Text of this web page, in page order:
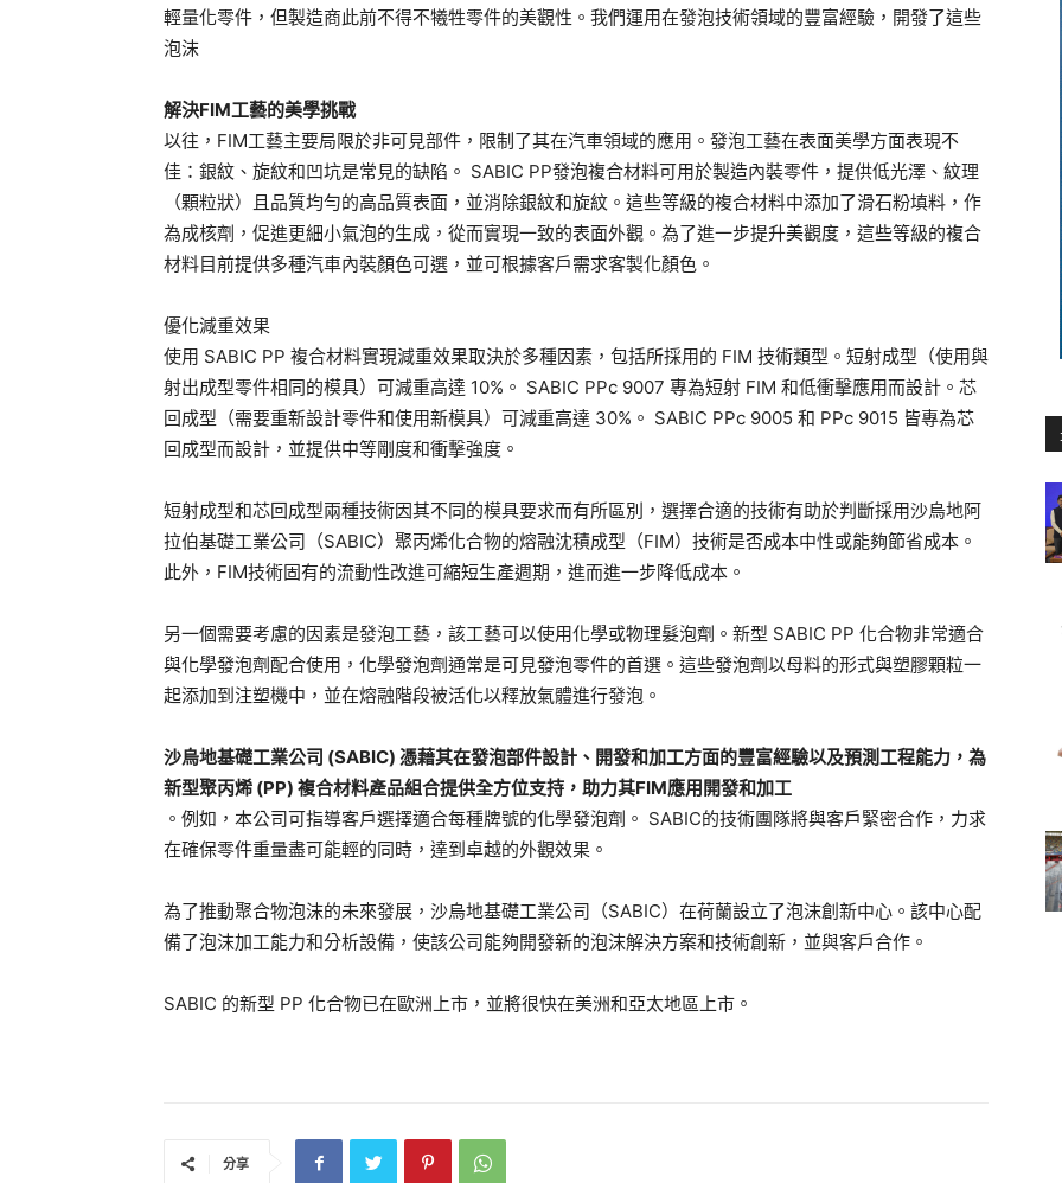
輕量化零件，但製造商此前不得不犧牲零件的美觀性。我們運用在發泡技術領域的豐富經驗，開發了這些
泡沫
解決FIM工藝的美學挑戰
以往，FIM工藝主要局限於非可見部件，限制了其在汽車領域的應用。發泡工藝在表面美學方面表現不
佳：銀紋、旋紋和凹坑是常見的缺陷。 SABIC PP發泡複合材料可用於製造內裝零件，提供低光澤、紋理
（顆粒狀）且品質均勻的高品質表面，並消除銀紋和旋紋。這些等級的複合材料中添加了滑石粉填料，作
為成核劑，促進更細小氣泡的生成，從而實現一致的表面外觀。為了進一步提升美觀度，這些等級的複合
材料目前提供多種汽車內裝顏色可選，並可根據客戶需求客製化顏色。
優化減重效果
使用 SABIC PP 複合材料實現減重效果取決於多種因素，包括所採用的 FIM 技術類型。短射成型（使用與
射出成型零件相同的模具）可減重高達 10%。 SABIC PPc 9007 專為短射 FIM 和低衝擊應用而設計。芯
回成型（需要重新設計零件和使用新模具）可減重高達 30%。 SABIC PPc 9005 和 PPc 9015 皆專為芯
回成型而設計，並提供中等剛度和衝擊強度。
短射成型和芯回成型兩種技術因其不同的模具要求而有所區別，選擇合適的技術有助於判斷採用沙烏地阿
拉伯基礎工業公司（SABIC）聚丙烯化合物的熔融沈積成型（FIM）技術是否成本中性或能夠節省成本。
此外，FIM技術固有的流動性改進可縮短生產週期，進而進一步降低成本。
另一個需要考慮的因素是發泡工藝，該工藝可以使用化學或物理髮泡劑。新型 SABIC PP 化合物非常適合
與化學發泡劑配合使用，化學發泡劑通常是可見發泡零件的首選。這些發泡劑以母料的形式與塑膠顆粒一
起添加到注塑機中，並在熔融階段被活化以釋放氣體進行發泡。
沙烏地基礎工業公司 (SABIC) 憑藉其在發泡部件設計、開發和加工方面的豐富經驗以及預測工程能力，為
新型聚丙烯 (PP) 複合材料產品組合提供全方位支持，助力其FIM應用開發和加工
。例如，本公司可指導客戶選擇適合每種牌號的化學發泡劑。 SABIC的技術團隊將與客戶緊密合作，力求
在確保零件重量盡可能輕的同時，達到卓越的外觀效果。
為了推動聚合物泡沫的未來發展，沙烏地基礎工業公司（SABIC）在荷蘭設立了泡沫創新中心。該中心配
備了泡沫加工能力和分析設備，使該公司能夠開發新的泡沫解決方案和技術創新，並與客戶合作。
SABIC 的新型 PP 化合物已在歐洲上市，並將很快在美洲和亞太地區上市。
分享